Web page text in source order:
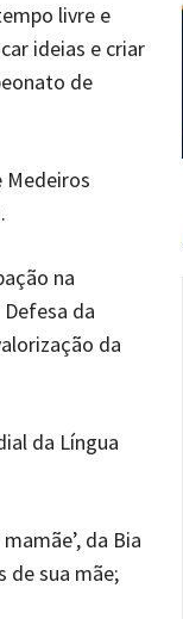
livre e
ideias e criar
de
Medeiros
na
da
da
da Língua
da Bia
de sua mãe;